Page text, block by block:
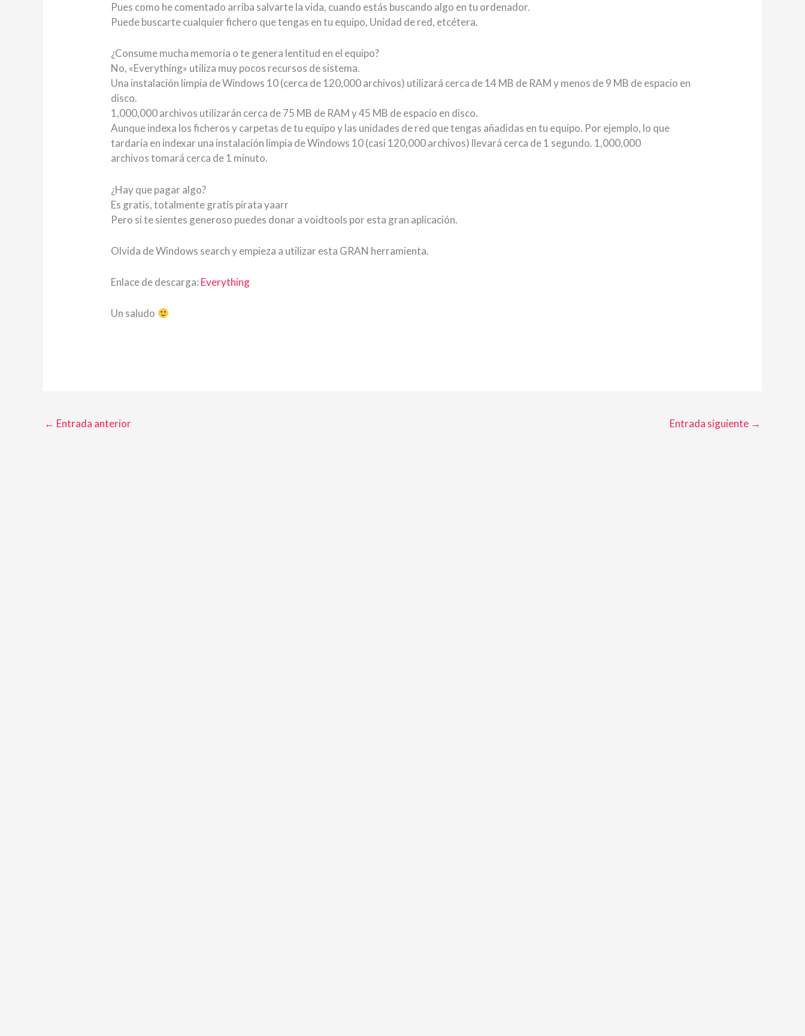
Pues como he comentado arriba salvarte la vida, cuando estás buscando algo en tu ordenador.
Puede buscarte cualquier fichero que tengas en tu equipo, Unidad de red, etcétera.
¿Consume mucha memoria o te genera lentitud en el equipo?
No, «Everything» utiliza muy pocos recursos de sistema.
Una instalación limpia de Windows 10 (cerca de 120,000 archivos) utilizará cerca de 14 MB de RAM y menos de 9 MB de espacio en
disco.
1,000,000 archivos utilizarán cerca de 75 MB de RAM y 45 MB de espacio en disco.
Aunque indexa los ficheros y carpetas de tu equipo y las unidades de red que tengas añadidas en tu equipo. Por ejemplo, lo que
tardaría en indexar una instalación limpia de Windows 10 (casi 120,000 archivos) llevará cerca de 1 segundo. 1,000,000
archivos tomará cerca de 1 minuto.
¿Hay que pagar algo?
Es gratis, totalmente gratis pirata yaarr
Pero si te sientes generoso puedes donar a voidtools por esta gran aplicación.
Olvida de Windows search y empieza a utilizar esta GRAN herramienta.
Enlace de descarga: Everything
Un saludo
← Entrada anterior Entrada siguiente →